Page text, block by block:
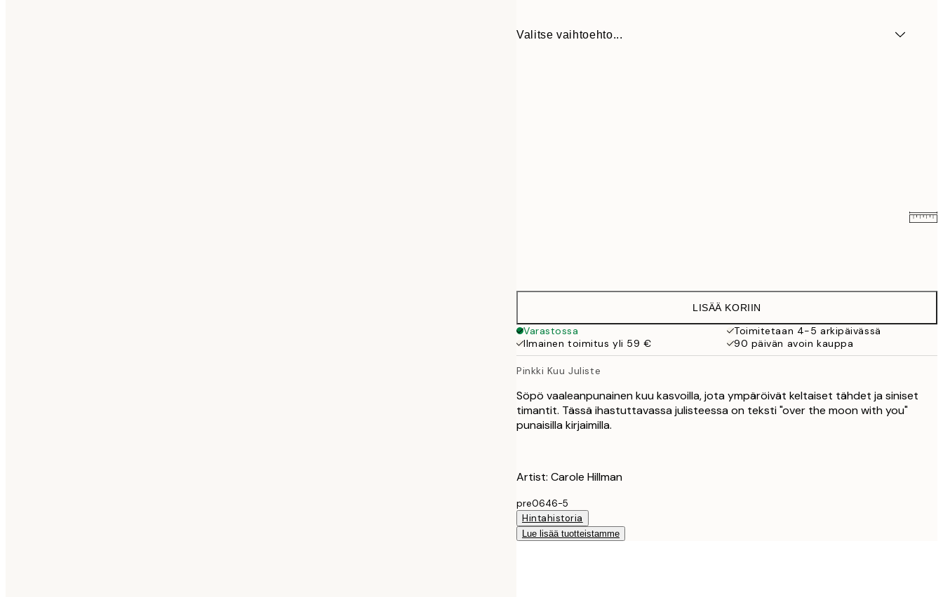
Valitse vaihtoehto...
38 €
LISÄÄ KORIIN
Varastossa
Toimitetaan 4-5 arkipäivässä
Ilmainen toimitus yli 59 €
90 päivän avoin kauppa
Pinkki Kuu Juliste
Söpö vaaleanpunainen kuu kasvoilla, jota ympäröivät keltaiset tähdet ja siniset
timantit. Tässä ihastuttavassa julisteessa on teksti "over the moon with you"
punaisilla kirjaimilla.
Artist: Carole Hillman
pre0646-5
Hintahistoria
Lue lisää tuotteistamme